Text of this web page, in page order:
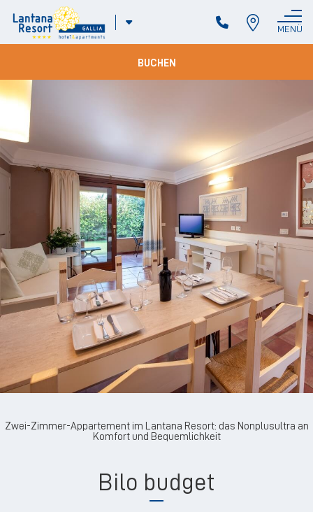
ENG
DEUBUCHEN
MENÜ
Zwei-Zimmer-Appartement im Lantana Resort: das Nonplusultra an
Komfort und Bequemlichkeit
Bilo budget